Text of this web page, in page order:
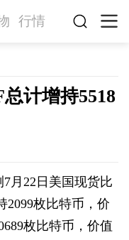
行情
计增持5518
月22日美国现货比
2099枚比特币，价
枚比特币，价值